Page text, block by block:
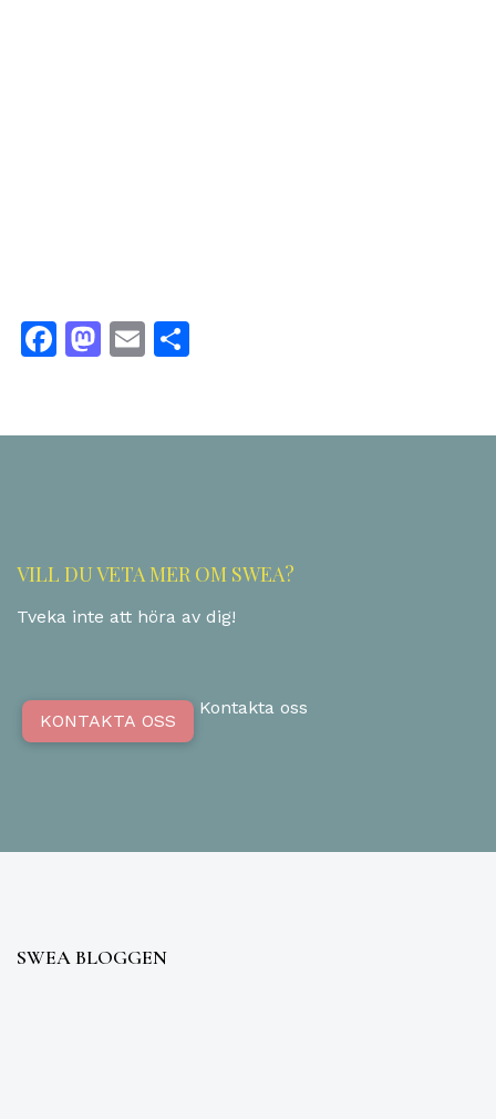
Facebook
Mastodon
Email
VILL DU VETA MER OM SWEA?
Tveka inte att höra av dig!
KONTAKTA OSS
Kontakta oss
SWEA BLOGGEN